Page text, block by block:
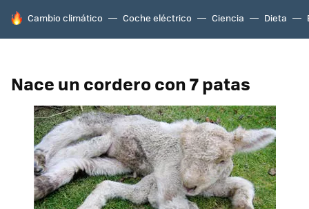
HOY SE HABLA DE
Cambio climático Coche eléctrico Ciencia Dieta
Nace un cordero con 7 patas